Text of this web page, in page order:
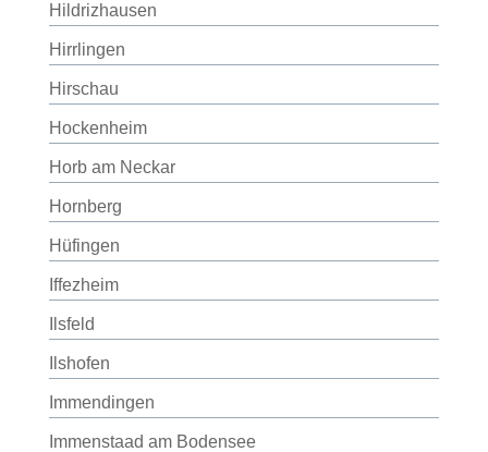
Hildrizhausen
Hirrlingen
Hirschau
Hockenheim
Horb am Neckar
Hornberg
Hüfingen
Iffezheim
Ilsfeld
Ilshofen
Immendingen
Immenstaad am Bodensee